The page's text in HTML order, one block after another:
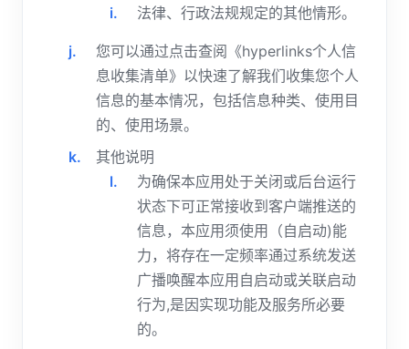
法律、行政法规规定的其他情形。
您可以通过点击查阅《hyperlinks个人信
息收集清单》以快速了解我们收集您个人
信息的基本情况，包括信息种类、使用目
的、使用场景。
其他说明
为确保本应用处于关闭或后台运行
状态下可正常接收到客户端推送的
信息，本应用须使用（自启动)能
力，将存在一定频率通过系统发送
广播唤醒本应用自启动或关联启动
行为,是因实现功能及服务所必要
的。